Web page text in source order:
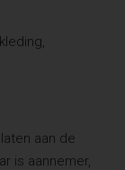
aan de
is aannemer,